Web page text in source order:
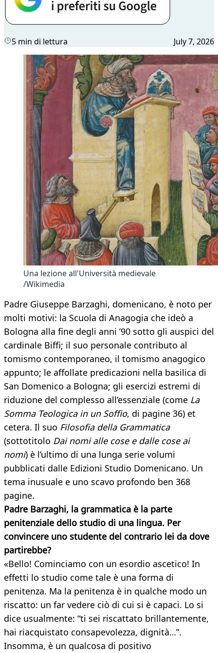
5 min di lettura July 7, 2026
Una lezione all'Università medievale
/Wikimedia
Padre Giuseppe Barzaghi, domenicano, è noto per
molti motivi: la Scuola di Anagogia che ideò a
Bologna alla fine degli anni ’90 sotto gli auspici del
cardinale Biffi; il suo personale contributo al
tomismo contemporaneo, il tomismo anagogico
appunto; le affollate predicazioni nella basilica di
San Domenico a Bologna; gli esercizi estremi di
riduzione del complesso all’essenziale (come La
Somma Teologica in un Soffio, di pagine 36) et
cetera. Il suo Filosofia della Grammatica
(sottotitolo Dai nomi alle cose e dalle cose ai
nomi) è l’ultimo di una lunga serie volumi
pubblicati dalle Edizioni Studio Domenicano. Un
tema inusuale e uno scavo profondo ben 368
pagine.
Padre Barzaghi, la grammatica è la parte
penitenziale dello studio di una lingua. Per
convincere uno studente del contrario lei da dove
partirebbe?
«Bello! Cominciamo con un esordio ascetico! In
effetti lo studio come tale è una forma di
penitenza. Ma la penitenza è in qualche modo un
riscatto: un far vedere ciò di cui si è capaci. Lo si
dice usualmente: “ti sei riscattato brillantemente,
hai riacquistato consapevolezza, dignità…”.
Insomma, è un qualcosa di positivo